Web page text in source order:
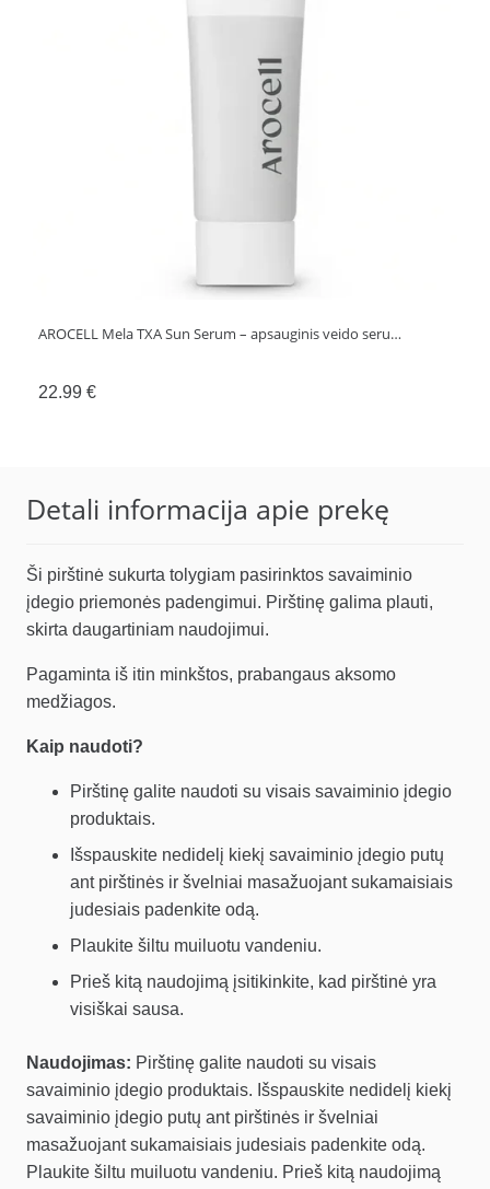
AROCELL Mela TXA Sun Serum – apsauginis veido seru…
22.99 €
Detali informacija apie prekę
Ši pirštinė sukurta tolygiam pasirinktos savaiminio
įdegio priemonės padengimui. Pirštinę galima plauti,
skirta daugartiniam naudojimui.
Pagaminta iš itin minkštos, prabangaus aksomo
medžiagos.
Kaip naudoti?
Pirštinę galite naudoti su visais savaiminio įdegio
produktais.
Išspauskite nedidelį kiekį savaiminio įdegio putų
ant pirštinės ir švelniai masažuojant sukamaisiais
judesiais padenkite odą.
Plaukite šiltu muiluotu vandeniu.
Prieš kitą naudojimą įsitikinkite, kad pirštinė yra
visiškai sausa.
Naudojimas: Pirštinę galite naudoti su visais
savaiminio įdegio produktais. Išspauskite nedidelį kiekį
savaiminio įdegio putų ant pirštinės ir švelniai
masažuojant sukamaisiais judesiais padenkite odą.
Plaukite šiltu muiluotu vandeniu. Prieš kitą naudojimą